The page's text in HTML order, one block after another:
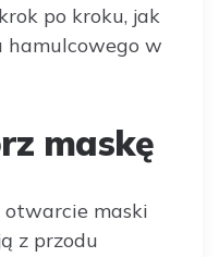
po kroku, jak
hamulcowego w
maskę
otwarcie maski
z przodu